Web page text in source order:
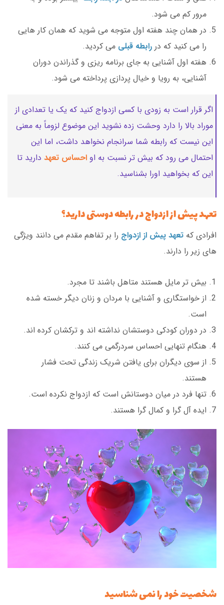
مرور کم می شود.
در همان چند هفته اول متوجه می شوید که همان کار هایی
را می کنید که در رابطه قبلی می کردید.
هفته اول آشنایی به جای برنامه ریزی و گذراندن دوران
آشنایی، به رویا و خیال پردازی پرداخته می شود.
اگر قرار است به زودی با کسی ازدواج کنید که یک یا تعدادی از
موراد بالا را دارد وحشت زده نشوید این موضوع لزوماً به معنی
این نیست که رابطه شما سرانجام نخواهد داشت، اما این
احتمال می رود که بیش تر نسبت به او احساس تعهد دارید تا
این که بخواهید اورا بشناسید.
تعهد پیش از ازدواج در رابطه دوستی دارید؟
افرادی که تعهد پیش از ازدواج را بر تفاهم مقدم می دانند ویژگی
های زیر را دارند.
بیش تر مایل هستند متاهل باشند تا مجرد.
از خواستگاری و آشنایی با مردان و زنان دیگر خسته شده
است.
در دوران کودکی دوستشان نداشته اند و ترکشان کرده اند.
هنگام تنهایی احساس سردرگمی می کنند.
از سوی دیگران برای یافتن شریک زندگی تحت فشار
هستند.
تنها فرد در میان دوستانش است که ازدواج نکرده است.
ایده آل گرا و کمال گرا هستند.
شخصیت خود را نمی شناسید